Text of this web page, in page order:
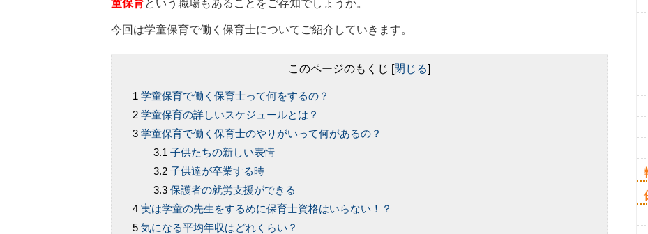
童保育という職場もあることをご存知でしょうか。
今回は学童保育で働く保育士についてご紹介していきます。
このページのもくじ [閉じる]
学童保育で働く保育士って何をするの？
学童保育の詳しいスケジュールとは？
学童保育で働く保育士のやりがいって何があるの？
子供たちの新しい表情
子供達が卒業する時
保護者の就労支援ができる
実は学童の先生をするめに保育士資格はいらない！？
気になる平均年収はどれくらい？